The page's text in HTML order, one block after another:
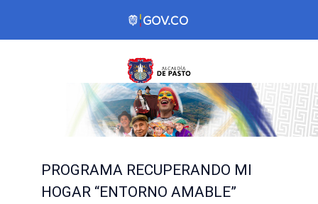
PROGRAMA RECUPERANDO MI
HOGAR “ENTORNO AMABLE”